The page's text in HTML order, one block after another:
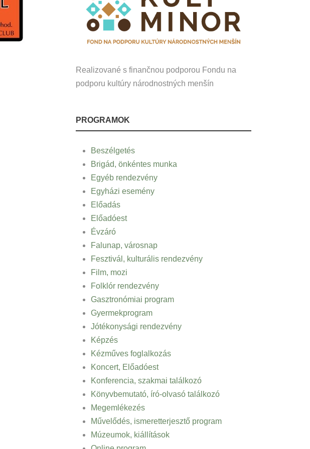
Realizované s finančnou podporou Fondu na
podporu kultúry národnostných menšín
PROGRAMOK
Beszélgetés
Brigád, önkéntes munka
Egyéb rendezvény
Egyházi esemény
Előadás
Előadóest
Évzáró
Falunap, városnap
Fesztivál, kulturális rendezvény
Film, mozi
Folklór rendezvény
Gasztronómiai program
Gyermekprogram
Jótékonysági rendezvény
Képzés
Kézműves foglalkozás
Koncert, Előadóest
Konferencia, szakmai találkozó
Könyvbemutató, író-olvasó találkozó
Megemlékezés
Művelődés, ismeretterjesztő program
Múzeumok, kiállítások